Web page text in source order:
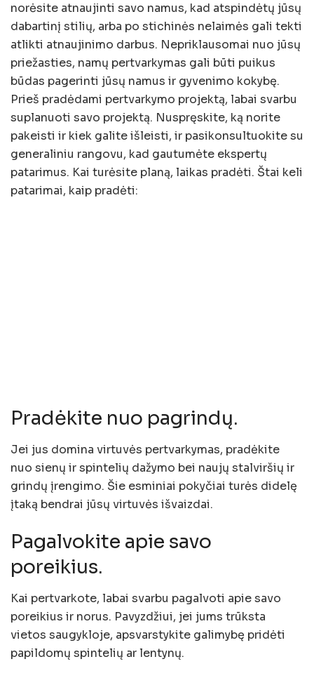
norėsite atnaujinti savo namus, kad atspindėtų jūsų
dabartinį stilių, arba po stichinės nelaimės gali tekti
atlikti atnaujinimo darbus. Nepriklausomai nuo jūsų
priežasties, namų pertvarkymas gali būti puikus
būdas pagerinti jūsų namus ir gyvenimo kokybę.
Prieš pradėdami pertvarkymo projektą, labai svarbu
suplanuoti savo projektą. Nuspręskite, ką norite
pakeisti ir kiek galite išleisti, ir pasikonsultuokite su
generaliniu rangovu, kad gautumėte ekspertų
patarimus. Kai turėsite planą, laikas pradėti. Štai keli
patarimai, kaip pradėti:
Pradėkite nuo pagrindų.
Jei jus domina virtuvės pertvarkymas, pradėkite
nuo sienų ir spintelių dažymo bei naujų stalviršių ir
grindų įrengimo. Šie esminiai pokyčiai turės didelę
įtaką bendrai jūsų virtuvės išvaizdai.
Pagalvokite apie savo
poreikius.
Kai pertvarkote, labai svarbu pagalvoti apie savo
poreikius ir norus. Pavyzdžiui, jei jums trūksta
vietos saugykloje, apsvarstykite galimybę pridėti
papildomų spintelių ar lentynų.